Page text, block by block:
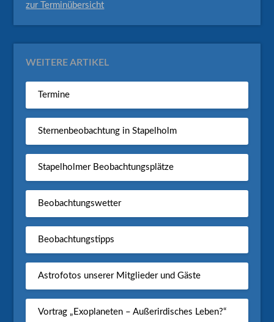
zur Terminübersicht
WEITERE ARTIKEL
Termine
Sternenbeobachtung in Stapelholm
Stapelholmer Beobachtungsplätze
Beobachtungswetter
Beobachtungstipps
Astrofotos unserer Mitglieder und Gäste
Vortrag „Exoplaneten – Außerirdisches Leben?“